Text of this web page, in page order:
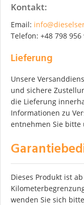
Kontakt:
Email:
Telefon: +48 798 956
Lieferung
Unsere
und sichere
die Lieferung
Informationen zu
entnehmen Sie
Dieses Produkt ist
wenden Sie sich